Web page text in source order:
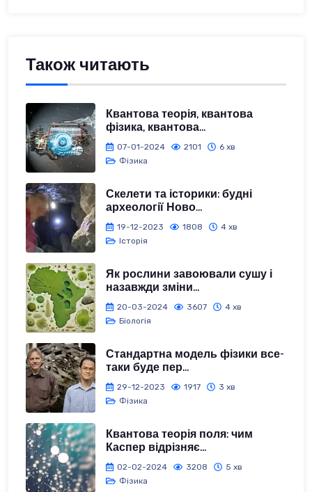
Також читають
Квантова теорія, квантова
фізика, квантова...
07-01-2024 2101
6 хв
Фізика
Скелети та історики: будні
археології Ново...
19-12-2023 1808
4 хв
Історія
Як рослини завоювали сушу і
назавжди зміни...
20-03-2024 3607
4 хв
Біологія
Стандартна модель фізики все-
таки буде пер...
29-12-2023 1917
3 хв
Фізика
Квантова теорія поля: чим
Каспер відрізняє...
02-02-2024 3208
5 хв
Фізика